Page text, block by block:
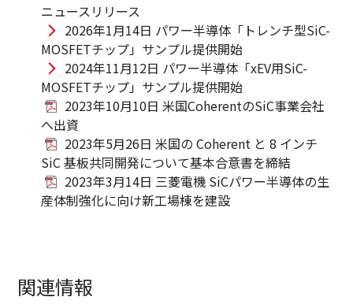
ニュースリリース
2026年1月14日 パワー半導体「トレンチ型SiC-
MOSFETチップ」サンプル提供開始
2024年11月12日 パワー半導体「xEV用SiC-
MOSFETチップ」サンプル提供開始
2023年10月10日 米国CoherentのSiC事業会社
へ出資
2023年5月26日 米国の Coherent と 8 インチ
SiC 基板共同開発について基本合意書を締結
2023年3月14日 三菱電機 SiCパワー半導体の生
産体制強化に向け新工場棟を建設
関連情報